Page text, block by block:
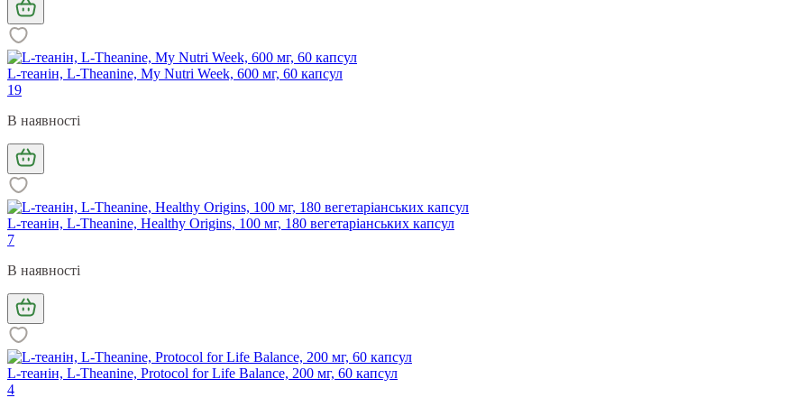
L-теанін, L-Theanine, My Nutri Week, 600 мг, 60 капсул
19
В наявності
L-теанін, L-Theanine, Healthy Origins, 100 мг, 180 вегетаріанських капсул
7
В наявності
L-теанін, L-Theanine, Protocol for Life Balance, 200 мг, 60 капсул
4